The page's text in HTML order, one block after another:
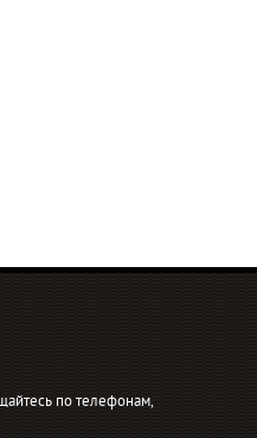
по телефонам,